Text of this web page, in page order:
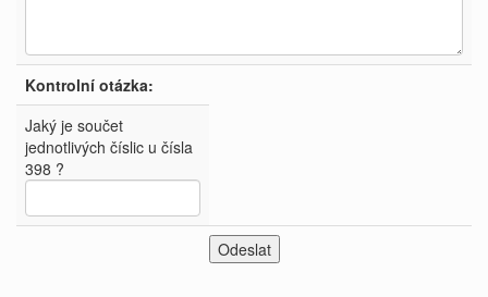
Kontrolní otázka:
Jaký je součet
jednotlivých číslic u čísla
398 ?